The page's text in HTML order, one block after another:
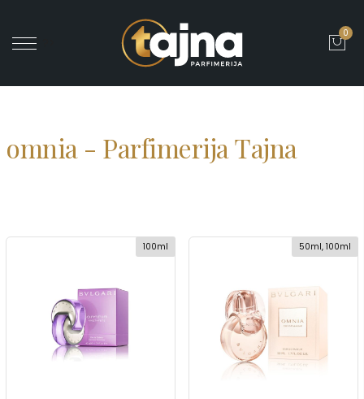
0
omnia - Parfimerija Tajna
100ml 50ml, 100ml